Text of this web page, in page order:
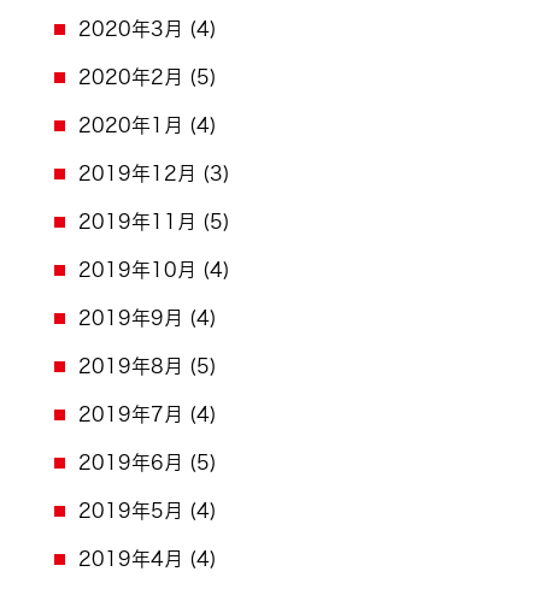
2020年3月 (4)
2020年2月 (5)
2020年1月 (4)
2019年12月 (3)
2019年11月 (5)
2019年10月 (4)
2019年9月 (4)
2019年8月 (5)
2019年7月 (4)
2019年6月 (5)
2019年5月 (4)
2019年4月 (4)